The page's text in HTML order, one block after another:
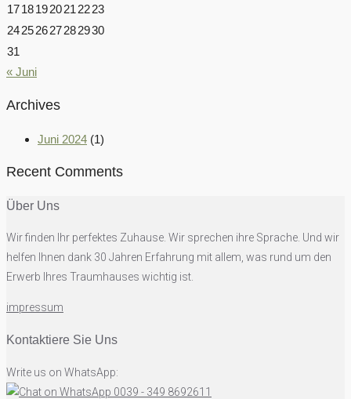
17181920212223
24252627282930
31
« Juni
Archives
Juni 2024 (1)
Recent Comments
Über Uns
Wir finden Ihr perfektes Zuhause. Wir sprechen ihre Sprache. Und wir
helfen Ihnen dank 30 Jahren Erfahrung mit allem, was rund um den
Erwerb Ihres Traumhauses wichtig ist.
impressum
Kontaktiere Sie Uns
Write us on WhatsApp:
0039 - 349 8692611